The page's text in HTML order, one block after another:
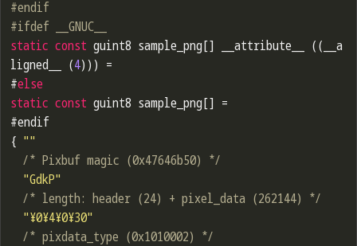
#endif
#ifdef __GNUC__
static const guint8 sample_png[] __attribute__ ((__a
ligned__ (4))) =
#else
static const guint8 sample_png[] =
#endif
{ ""
/* Pixbuf magic (0x47646b50) */
"GdkP"
/* length: header (24) + pixel_data (262144) */
"¥0¥4¥0¥30"
/* pixdata_type (0x1010002) */